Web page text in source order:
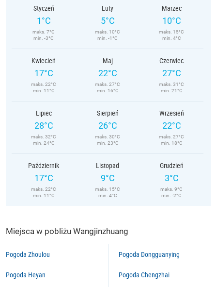
Styczeń
1°C
maks. 7°C
min. -3°C
Luty
5°C
maks. 10°C
min. -1°C
Marzec
10°C
maks. 15°C
min. 4°C
Kwiecień
17°C
maks. 22°C
min. 11°C
Maj
22°C
maks. 27°C
min. 16°C
Czerwiec
27°C
maks. 31°C
min. 21°C
Lipiec
28°C
maks. 32°C
min. 24°C
Sierpień
26°C
maks. 30°C
min. 23°C
Wrzesień
22°C
maks. 27°C
min. 18°C
Październik
17°C
maks. 22°C
min. 11°C
Listopad
9°C
maks. 15°C
min. 4°C
Grudzień
3°C
maks. 9°C
min. -2°C
Miejsca w pobliżu Wangjinzhuang
Pogoda Zhoulou
Pogoda Heyan
Pogoda Dongguanying
Pogoda Chengzhai